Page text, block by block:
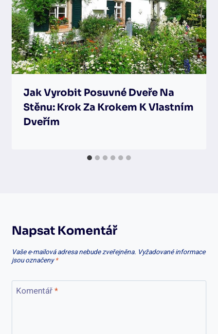
Jak Vyrobit Posuvné Dveře Na
Stěnu: Krok Za Krokem K Vlastním
Dveřím
Napsat Komentář
Vaše e-mailová adresa nebude zveřejněna. Vyžadované informace
jsou označeny*
Komentář*